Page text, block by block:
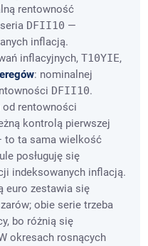
rentowność
DFII10 —
inflacją.
inflacyjnych, T10YIE,
: nominalnej
DFII10.
od rentowności
kontrolą pierwszej
to ta sama wielkość
posługuję się
indeksowanych inflacją.
euro zestawia się
obie serie trzeba
bo różnią się
okresach rosnących